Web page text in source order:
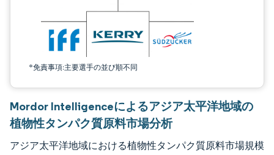
*免責事項:主要選手の並び順不同
Mordor Intelligenceによるアジア太平洋地域の
植物性タンパク質原料市場分析
アジア太平洋地域における植物性タンパク質原料市場規模